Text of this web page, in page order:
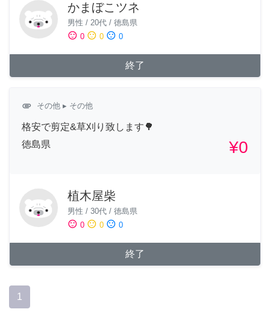
かまぼこツネ
男性 / 20代 / 徳島県
sentiment_satisfied 0 sentiment_neutral 0 sentiment_dissatisfied 0
終了
attachment その他 ▸ その他
格安で剪定&草刈り致します🌳
徳島県
¥0
植木屋柴
男性 / 30代 / 徳島県
sentiment_satisfied 0 sentiment_neutral 0 sentiment_dissatisfied 0
終了
1